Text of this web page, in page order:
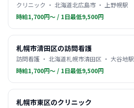
クリニック ・ 北海道北広島市 ・ 上野幌駅
時給1,700円〜 / 1日最低9,500円
札幌市清田区の訪問看護
訪問看護 ・ 北海道札幌市清田区 ・ 大谷地駅
時給1,700円〜 / 1日最低9,500円
札幌市東区のクリニック